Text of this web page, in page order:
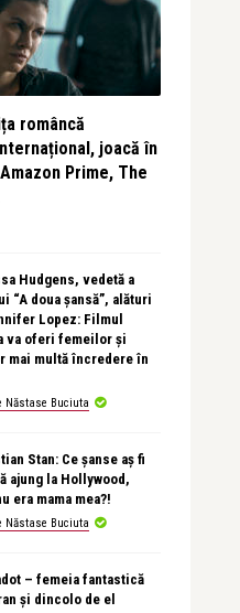
româncă
joacă în
Prime, The
Hudgens, vedetă a
“A doua șansă”, alături
Lopez: Filmul
va oferi femeilor și
mai multă încredere în
Năstase Buciuta
Stan: Ce șanse aș fi
ajung la Hollywood,
era mama mea?!
Năstase Buciuta
– femeia fantastică
și dincolo de el